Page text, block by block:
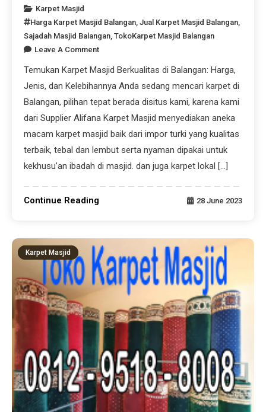
Karpet Masjid
Harga Karpet Masjid Balangan ,Jual Karpet Masjid Balangan
Sajadah Masjid Balangan ,TokoKarpet Masjid Balangan
Leave A Comment
Temukan Karpet Masjid Berkualitas di Balangan: Harga,
Jenis, dan Kelebihannya Anda sedang mencari karpet di
Balangan, pilihan tepat berada disitus kami, karena kami
dari Supplier Alifana Karpet Masjid menyediakan aneka
macam karpet masjid baik dari impor turki yang kualitas
terbaik, tebal dan lembut serta nyaman dipakai untuk
kekhusu’an ibadah di masjid. dan juga karpet lokal […]
Continue Reading 28 June 2023
Karpet Masjid